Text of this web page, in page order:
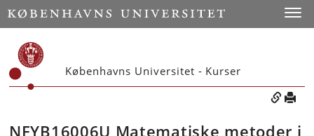
Københavns Universitet - Kurser
NFYB16006U Matematiske metoder i